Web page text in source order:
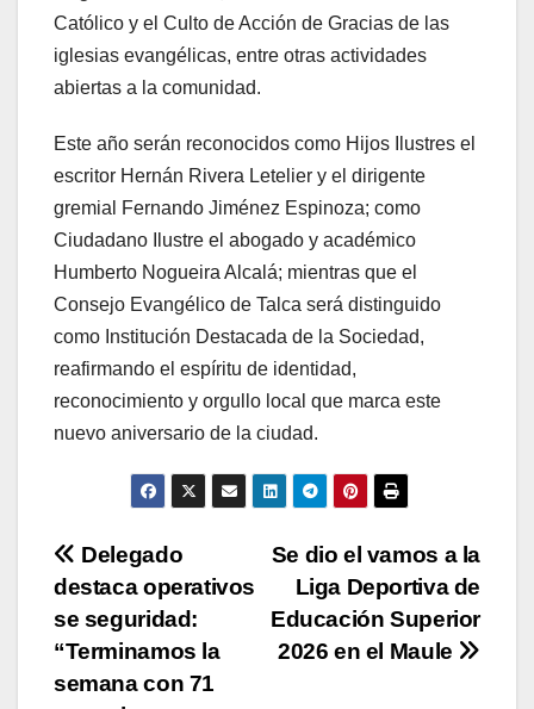
Católico y el Culto de Acción de Gracias de las
iglesias evangélicas, entre otras actividades
abiertas a la comunidad.
Este año serán reconocidos como Hijos Ilustres el
escritor Hernán Rivera Letelier y el dirigente
gremial Fernando Jiménez Espinoza; como
Ciudadano Ilustre el abogado y académico
Humberto Nogueira Alcalá; mientras que el
Consejo Evangélico de Talca será distinguido
como Institución Destacada de la Sociedad,
reafirmando el espíritu de identidad,
reconocimiento y orgullo local que marca este
nuevo aniversario de la ciudad.
Navegación
de
entradas
Se dio el vamos a la
Liga Deportiva de
Educación Superior
2026 en el Maule
Delegado
destaca operativos
se seguridad:
“Terminamos la
semana con 71